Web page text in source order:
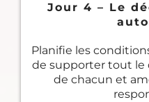
Jour 4 – Le
Planifie les
de supporter tout le
de chacun et